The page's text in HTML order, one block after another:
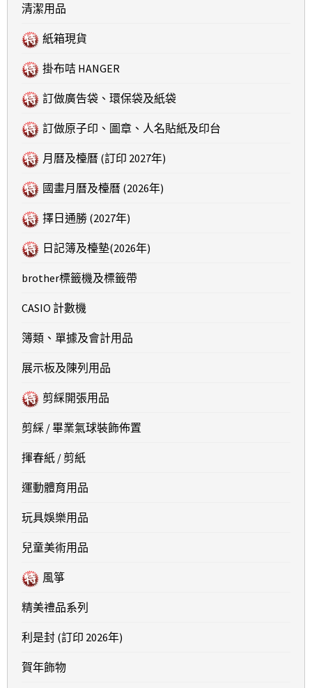
清潔用品
紙箱現貨
掛布咭 HANGER
訂做廣告袋、環保袋及紙袋
訂做原子印、圖章、人名貼紙及印台
月曆及檯曆 (訂印 2027年)
國畫月曆及檯曆 (2026年)
擇日通勝 (2027年)
日記簿及檯墊(2026年)
brother標籤機及標籤帶
CASIO 計數機
簿類、單據及會計用品
展示板及陳列用品
剪綵開張用品
剪綵 / 畢業氣球裝飾佈置
揮春紙 / 剪紙
運動體育用品
玩具娛樂用品
兒童美術用品
風箏
精美禮品系列
利是封 (訂印 2026年)
賀年飾物